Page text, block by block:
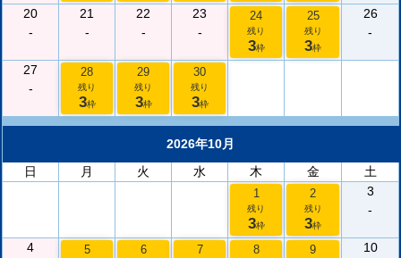
20
-
21
-
22
-
23
-
24
残り
3枠
25
残り
3枠
26
-
27
-
28
残り
3枠
29
残り
3枠
30
残り
3枠
2026年10月
日
月 火 水 木 金 土
1
残り
3枠
2
残り
3枠
3
-
4
5 6 7 8 9
10